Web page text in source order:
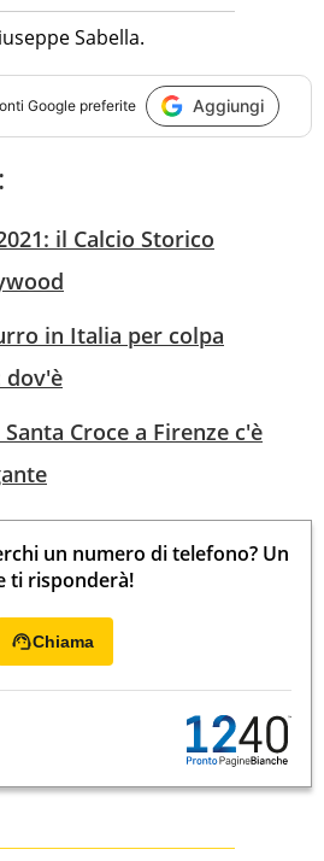
Sabella.
Google preferite Aggiungi
il Calcio Storico
in Italia per colpa
dov'è
Croce a Firenze c'è
un numero di telefono? Un
ti risponderà!
Chiama